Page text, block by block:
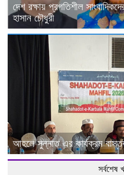
দেশ রক্ষায় প্রগতিশীল
হাসান চৌধুরী
আহলে সুন্নাত এর কার্যক্রম
সর্বশেষ